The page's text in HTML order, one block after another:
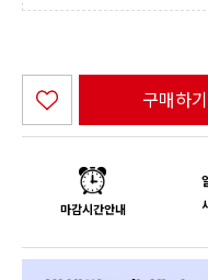
구매하기
마감시간안내